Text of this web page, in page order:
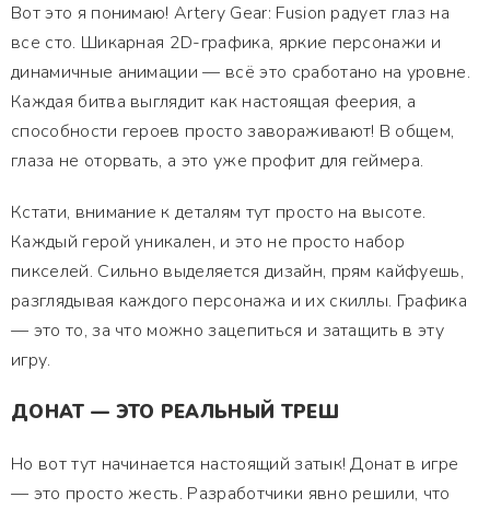
Вот это я понимаю! Artery Gear: Fusion радует глаз на
все сто. Шикарная 2D-графика, яркие персонажи и
динамичные анимации — всё это сработано на уровне.
Каждая битва выглядит как настоящая феерия, а
способности героев просто завораживают! В общем,
глаза не оторвать, а это уже профит для геймера.
Кстати, внимание к деталям тут просто на высоте.
Каждый герой уникален, и это не просто набор
пикселей. Сильно выделяется дизайн, прям кайфуешь,
разглядывая каждого персонажа и их скиллы. Графика
— это то, за что можно зацепиться и затащить в эту
игру.
ДОНАТ — ЭТО РЕАЛЬНЫЙ ТРЕШ
Но вот тут начинается настоящий затык! Донат в игре
— это просто жесть. Разработчики явно решили, что